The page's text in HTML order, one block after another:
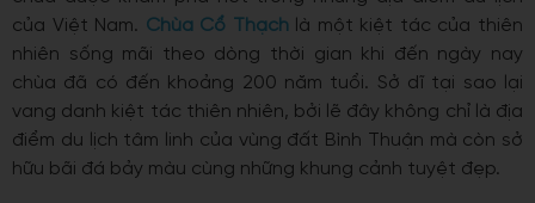
của Việt Nam. Chùa Cổ Thạchlà một kiệt tác của thiên
nhiên sống mãi theo dòng thời gian khi đến ngày nay
chùa đã có đến khoảng 200 năm tuổi. Sở dĩ tại sao lại
vang danh kiệt tác thiên nhiên, bởi lẽ đây không chỉ là địa
điểm du lịch tâm linh của vùng đất Bình Thuận mà còn sở
hữu bãi đá bảy màu cùng những khung cảnh tuyệt đẹp.